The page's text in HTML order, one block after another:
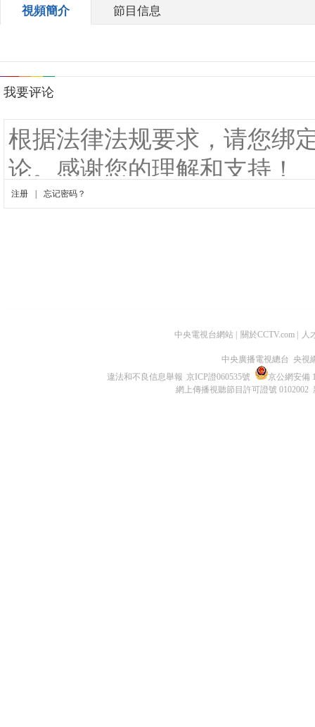
視頻簡介 節目信息
中央電視台網站 關於CCTV.com 人
中央廣播電視總台 央視
違法和不良信息舉報 京ICP證060535號
京公網安備
網上傳播視聽節目許可證號 0102002